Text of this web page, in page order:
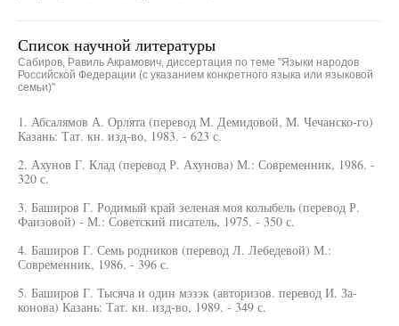
Список научной литературы
Сабиров, Равиль Акрамович, диссертация по теме "Языки народов
Российской Федерации (с указанием конкретного языка или языковой
семьи)"
1. Абсалямов А. Орлята (перевод М. Демидовой, М. Чечанско-го)
Казань: Тат. кн. изд-во, 1983. - 623 с.
2. Ахунов Г. Клад (перевод Р. Ахунова) М.: Современник, 1986. -
320 с.
3. Баширов Г. Родимый край зеленая моя колыбель (перевод Р.
Фаизовой) - М.: Советский писатель, 1975. - 350 с.
4. Баширов Г. Семь родников (перевод Л. Лебедевой) М.:
Современник, 1986. - 396 с.
5. Баширов Г. Тысяча и один мэзэк (авторизов. перевод И. За-
конова) Казань: Тат. кн. изд-во, 1989. - 349 с.